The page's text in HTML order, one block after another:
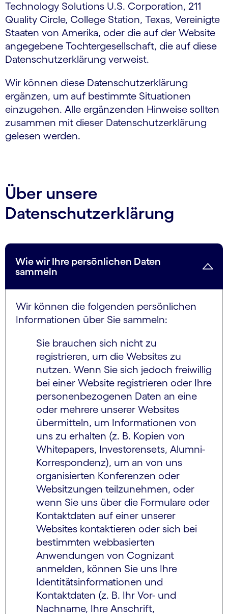
Technology Solutions U.S. Corporation, 211
Quality Circle, College Station, Texas, Vereinigte
Staaten von Amerika, oder die auf der Website
angegebene Tochtergesellschaft, die auf diese
Datenschutzerklärung verweist.
Wir können diese Datenschutzerklärung
ergänzen, um auf bestimmte Situationen
einzugehen. Alle ergänzenden Hinweise sollten
zusammen mit dieser Datenschutzerklärung
gelesen werden.
Über unsere
Datenschutzerklärung
Wie wir Ihre persönlichen Daten
sammeln
Wir können die folgenden persönlichen
Informationen über Sie sammeln:
Sie brauchen sich nicht zu
registrieren, um die Websites zu
nutzen. Wenn Sie sich jedoch freiwillig
bei einer Website registrieren oder Ihre
personenbezogenen Daten an eine
oder mehrere unserer Websites
übermitteln, um Informationen von
uns zu erhalten (z. B. Kopien von
Whitepapers, Investorensets, Alumni-
Korrespondenz), um an von uns
organisierten Konferenzen oder
Websitzungen teilzunehmen, oder
wenn Sie uns über die Formulare oder
Kontaktdaten auf einer unserer
Websites kontaktieren oder sich bei
bestimmten webbasierten
Anwendungen von Cognizant
anmelden, können Sie uns Ihre
Identitätsinformationen und
Kontaktdaten (z. B. Ihr Vor- und
Nachname, Ihre Anschrift,